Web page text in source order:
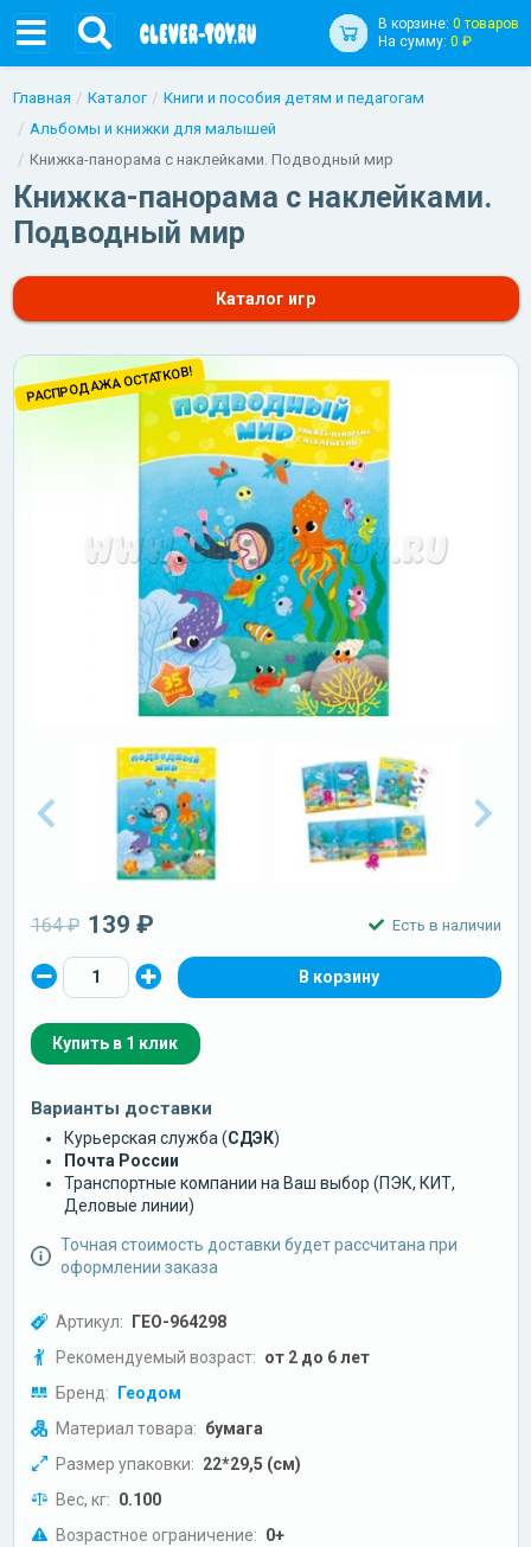
В корзине: 0 товаров
На сумму: 0 ₽
Главная Каталог
Книги и пособия детям и педагогам
Альбомы и книжки для малышей
Книжка-панорама с наклейками. Подводный мир
Книжка-панорама с наклейками.
Подводный мир
Каталог игр
РАСПРОДАЖА ОСТАТКОВ!
164 ₽ 139 ₽ Есть в наличии
Купить в 1 клик
Варианты доставки
Курьерская служба (СДЭК)
Почта России
Транспортные компании на Ваш выбор (ПЭК, КИТ,
Деловые линии)
Точная стоимость доставки будет рассчитана при
оформлении заказа
Артикул: ГЕО-964298
Рекомендуемый возраст: от 2 до 6 лет
Бренд: Геодом
Материал товара: бумага
Размер упаковки: 22*29,5 (см)
Вес, кг: 0.100
Возрастное ограничение: 0+